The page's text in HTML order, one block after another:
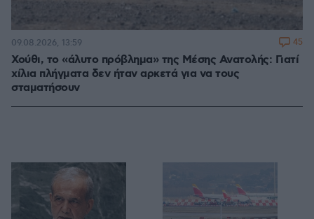
Χούθι, το «άλυτο πρόβλημα» της Μέσης Ανατολής: Γιατί
χίλια πλήγματα δεν ήταν αρκετά για να τους
σταματήσουν
09.08.2026, 13:59 45